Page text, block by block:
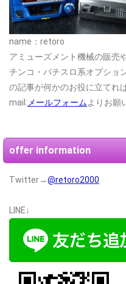
name：retoro
アミューズメント機械の販売
チンコ・パチスロ系オプショ
の記事が何かのお役に立てれ
mail: メールフォームよりお願
offer information
Twitter→@retoro2000
LINE↓